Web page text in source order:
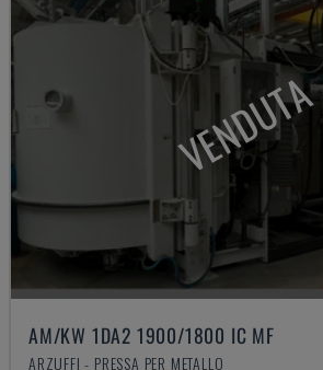
VENDUTA
AM/KW 1DA2 1900/1800 IC MF
ARZUFFI - PRESSA PER METALLO